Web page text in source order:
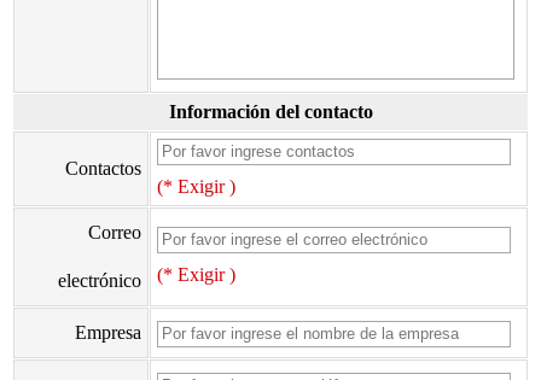
Información del contacto
Contactos
(* Exigir )
Correo
electrónico (* Exigir )
Empresa